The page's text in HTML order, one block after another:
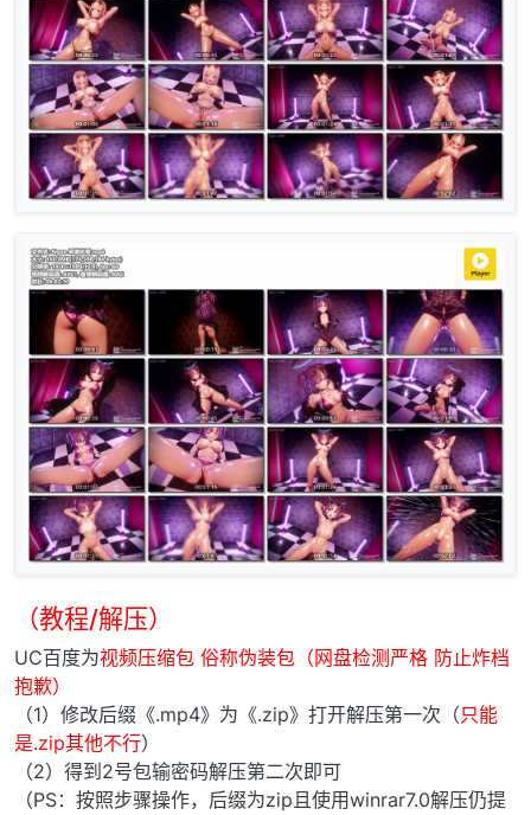
（教程/解压）
UC百度为视频压缩包 俗称伪装包（网盘检测严格 防止炸档
抱歉）
（1）修改后缀《.mp4》为《.zip》打开解压第一次（只能
是.zip其他不行）
（2）得到2号包输密码解压第二次即可
（PS：按照步骤操作，后缀为zip且使用winrar7.0解压仍提